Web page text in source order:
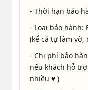
- Thời hạn bảo
- Loại bảo hành:
(kể cả tự làm
- Chi phí bảo
nếu khách hỗ
nhiều ♥ )